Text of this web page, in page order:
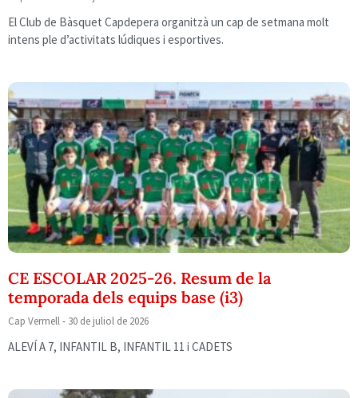
El Club de Bàsquet Capdepera organitzà un cap de setmana molt
intens ple d’activitats lúdiques i esportives.
CE ESCOLAR 2025-26. Resum de la
temporada dels equips base (i3)
Cap Vermell 30 de juliol de 2026
ALEVÍ A 7, INFANTIL B, INFANTIL 11 i CADETS